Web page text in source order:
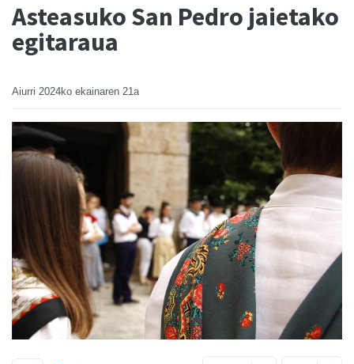
Asteasuko San Pedro jaietako
egitaraua
Aiurri 2024ko ekainaren 21a